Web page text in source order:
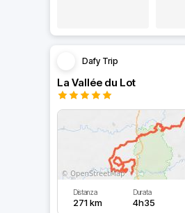
Dafy Trip
La Vallée du Lot
Distanza
271 km
Durata
4h35